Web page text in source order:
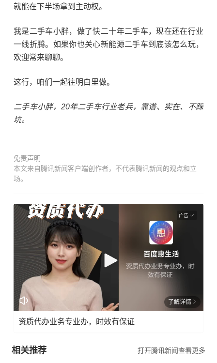
就能在下半场拿到主动权。
我是二手车小胖，做了快二十年二手车，现在还在行业
一线折腾。如果你也关心新能源二手车到底该怎么玩，
欢迎常来聊聊。
这行，咱们一起往明白里做。
二手车小胖，20年二手车行业老兵，靠谱、实在、不踩
坑。
免责声明
本文来自腾讯新闻客户端创作者，不代表腾讯新闻的观点和立
场。
广告
了解详情
资质代办业务专业办，时效有保证
相关推荐 打开腾讯新闻查看更多